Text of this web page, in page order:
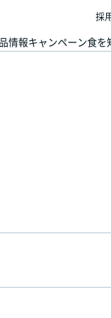
情報キャンペーン食を
採